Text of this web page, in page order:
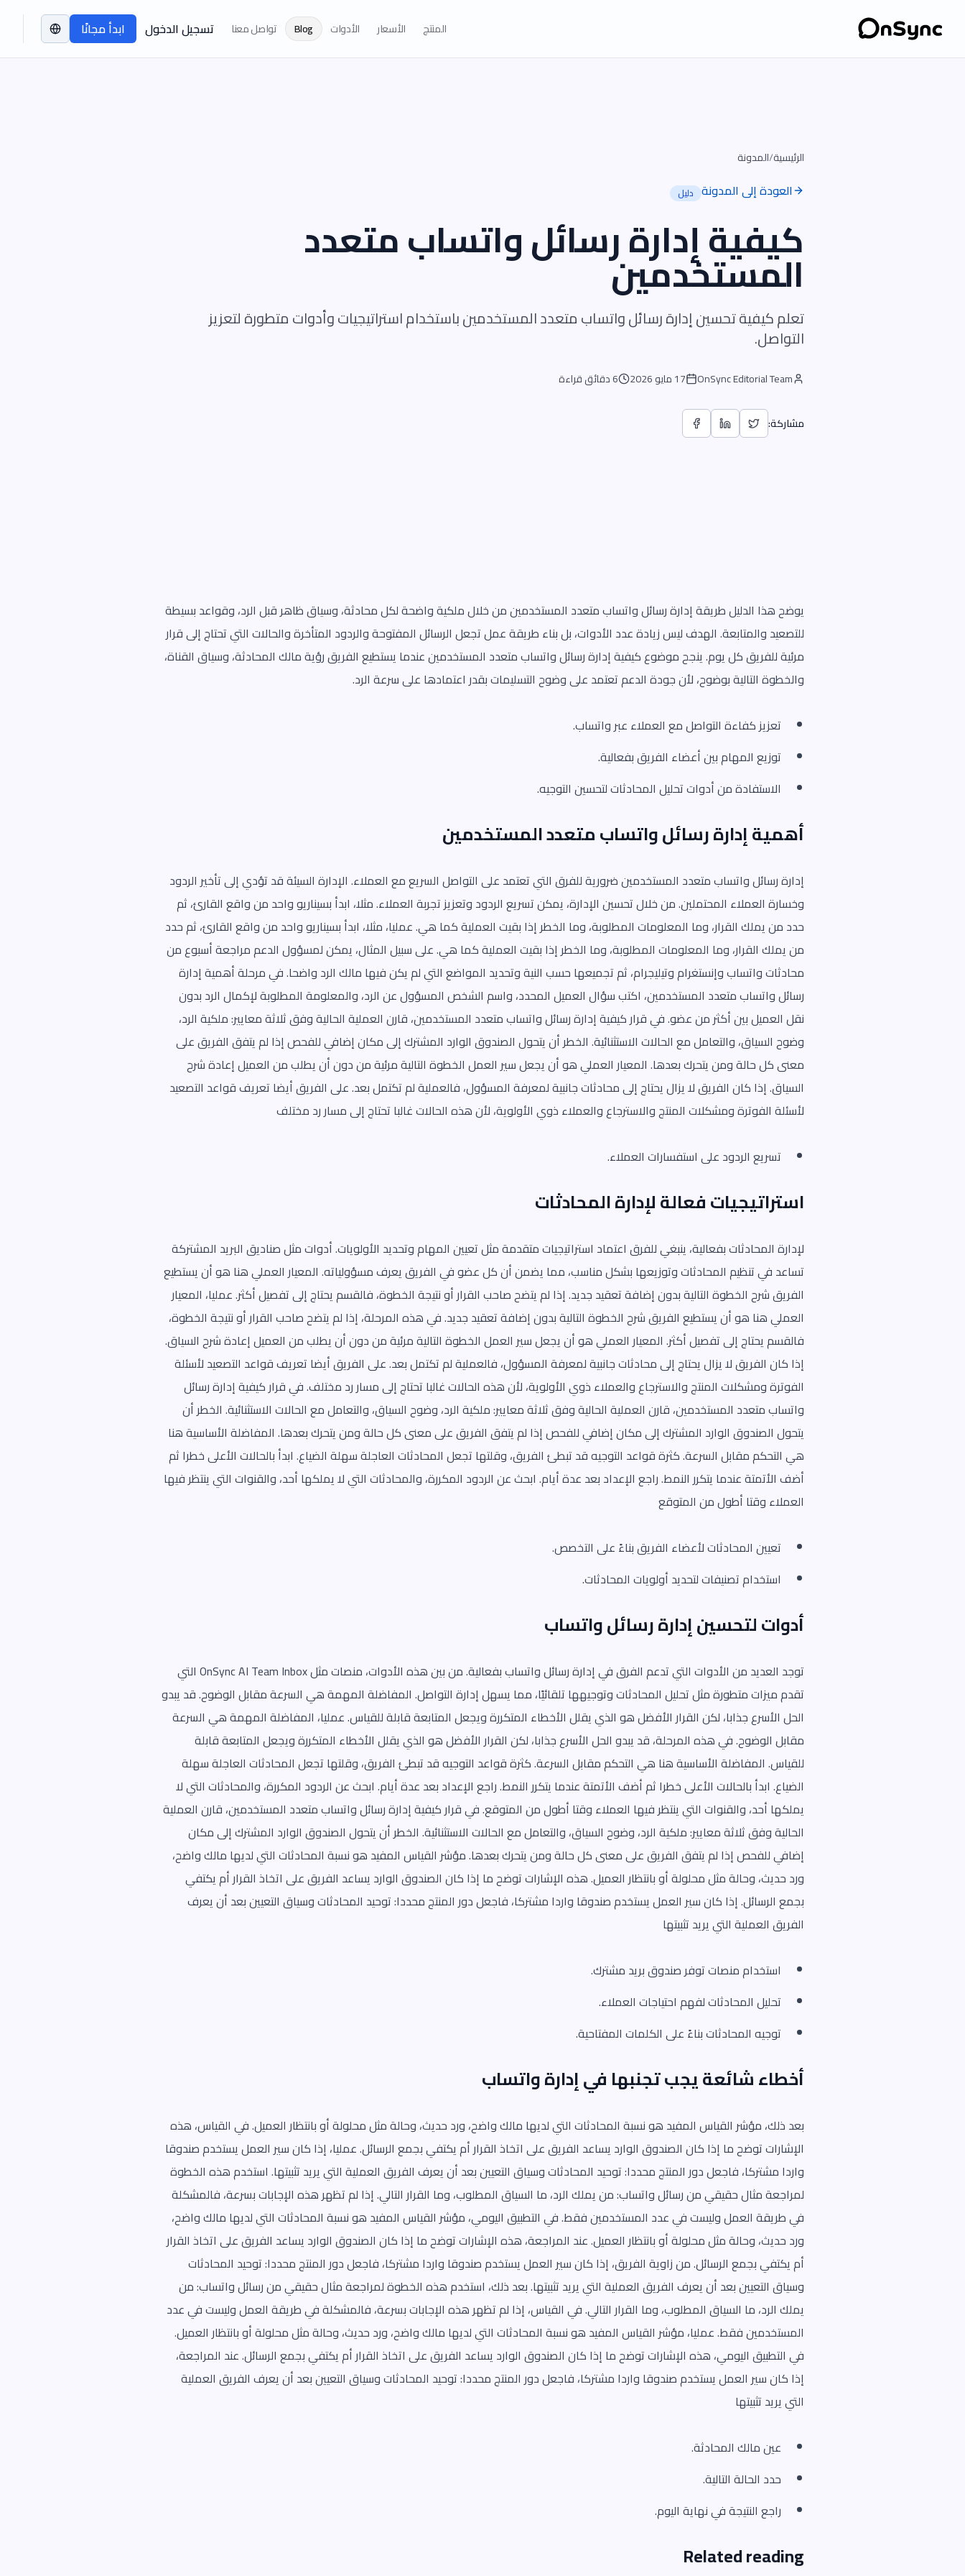
المنتج الأسعار الأدوات Blog تواصل معنا تسجيل الدخول ابدأ مجانًا
الرئيسية/المدونة
العودة إلى المدونة دليل
كيفية إدارة رسائل واتساب متعدد
المستخدمين
تعلم كيفية تحسين إدارة رسائل واتساب متعدد المستخدمين باستخدام استراتيجيات وأدوات متطورة لتعزيز
التواصل.
OnSync Editorial Team 17 مايو 2026 6 دقائق قراءة
مشاركة:
يوضح هذا الدليل طريقة إدارة رسائل واتساب متعدد المستخدمين من خلال ملكية واضحة لكل محادثة، وسياق ظاهر قبل الرد، وقواعد بسيطة
للتصعيد والمتابعة. الهدف ليس زيادة عدد الأدوات، بل بناء طريقة عمل تجعل الرسائل المفتوحة والردود المتأخرة والحالات التي تحتاج إلى قرار
مرئية للفريق كل يوم. ينجح موضوع كيفية إدارة رسائل واتساب متعدد المستخدمين عندما يستطيع الفريق رؤية مالك المحادثة، وسياق القناة،
والخطوة التالية بوضوح، لأن جودة الدعم تعتمد على وضوح التسليمات بقدر اعتمادها على سرعة الرد.
تعزيز كفاءة التواصل مع العملاء عبر واتساب.
توزيع المهام بين أعضاء الفريق بفعالية.
الاستفادة من أدوات تحليل المحادثات لتحسين التوجيه.
أهمية إدارة رسائل واتساب متعدد المستخدمين
إدارة رسائل واتساب متعدد المستخدمين ضرورية للفرق التي تعتمد على التواصل السريع مع العملاء. الإدارة السيئة قد تؤدي إلى تأخير الردود
وخسارة العملاء المحتملين. من خلال تحسين الإدارة، يمكن تسريع الردود وتعزيز تجربة العملاء. مثلا، ابدأ بسيناريو واحد من واقع القارئ، ثم
حدد من يملك القرار، وما المعلومات المطلوبة، وما الخطر إذا بقيت العملية كما هي. عمليا، مثلا، ابدأ بسيناريو واحد من واقع القارئ، ثم حدد
من يملك القرار، وما المعلومات المطلوبة، وما الخطر إذا بقيت العملية كما هي. على سبيل المثال، يمكن لمسؤول الدعم مراجعة أسبوع من
محادثات واتساب وإنستغرام وتيليجرام، ثم تجميعها حسب النية وتحديد المواضع التي لم يكن فيها مالك الرد واضحا. في مرحلة أهمية إدارة
رسائل واتساب متعدد المستخدمين، اكتب سؤال العميل المحدد، واسم الشخص المسؤول عن الرد، والمعلومة المطلوبة لإكمال الرد بدون
نقل العميل بين أكثر من عضو. في قرار كيفية إدارة رسائل واتساب متعدد المستخدمين، قارن العملية الحالية وفق ثلاثة معايير: ملكية الرد،
وضوح السياق، والتعامل مع الحالات الاستثنائية. الخطر أن يتحول الصندوق الوارد المشترك إلى مكان إضافي للفحص إذا لم يتفق الفريق على
معنى كل حالة ومن يتحرك بعدها. المعيار العملي هو أن يجعل سير العمل الخطوة التالية مرئية من دون أن يطلب من العميل إعادة شرح
السياق. إذا كان الفريق لا يزال يحتاج إلى محادثات جانبية لمعرفة المسؤول، فالعملية لم تكتمل بعد. على الفريق أيضا تعريف قواعد التصعيد
لأسئلة الفوترة ومشكلات المنتج والاسترجاع والعملاء ذوي الأولوية، لأن هذه الحالات غالبا تحتاج إلى مسار رد مختلف
تسريع الردود على استفسارات العملاء.
استراتيجيات فعالة لإدارة المحادثات
لإدارة المحادثات بفعالية، ينبغي للفرق اعتماد استراتيجيات متقدمة مثل تعيين المهام وتحديد الأولويات. أدوات مثل صناديق البريد المشتركة
تساعد في تنظيم المحادثات وتوزيعها بشكل مناسب، مما يضمن أن كل عضو في الفريق يعرف مسؤولياته. المعيار العملي هنا هو أن يستطيع
الفريق شرح الخطوة التالية بدون إضافة تعقيد جديد. إذا لم يتضح صاحب القرار أو نتيجة الخطوة، فالقسم يحتاج إلى تفصيل أكثر. عمليا، المعيار
العملي هنا هو أن يستطيع الفريق شرح الخطوة التالية بدون إضافة تعقيد جديد. في هذه المرحلة، إذا لم يتضح صاحب القرار أو نتيجة الخطوة،
فالقسم يحتاج إلى تفصيل أكثر. المعيار العملي هو أن يجعل سير العمل الخطوة التالية مرئية من دون أن يطلب من العميل إعادة شرح السياق.
إذا كان الفريق لا يزال يحتاج إلى محادثات جانبية لمعرفة المسؤول، فالعملية لم تكتمل بعد. على الفريق أيضا تعريف قواعد التصعيد لأسئلة
الفوترة ومشكلات المنتج والاسترجاع والعملاء ذوي الأولوية، لأن هذه الحالات غالبا تحتاج إلى مسار رد مختلف. في قرار كيفية إدارة رسائل
واتساب متعدد المستخدمين، قارن العملية الحالية وفق ثلاثة معايير: ملكية الرد، وضوح السياق، والتعامل مع الحالات الاستثنائية. الخطر أن
يتحول الصندوق الوارد المشترك إلى مكان إضافي للفحص إذا لم يتفق الفريق على معنى كل حالة ومن يتحرك بعدها. المفاضلة الأساسية هنا
هي التحكم مقابل السرعة. كثرة قواعد التوجيه قد تبطئ الفريق، وقلتها تجعل المحادثات العاجلة سهلة الضياع. ابدأ بالحالات الأعلى خطرا ثم
أضف الأتمتة عندما يتكرر النمط. راجع الإعداد بعد عدة أيام. ابحث عن الردود المكررة، والمحادثات التي لا يملكها أحد، والقنوات التي ينتظر فيها
العملاء وقتا أطول من المتوقع
تعيين المحادثات لأعضاء الفريق بناءً على التخصص.
استخدام تصنيفات لتحديد أولويات المحادثات.
أدوات لتحسين إدارة رسائل واتساب
توجد العديد من الأدوات التي تدعم الفرق في إدارة رسائل واتساب بفعالية. من بين هذه الأدوات، منصات مثل OnSync AI Team Inbox التي
تقدم ميزات متطورة مثل تحليل المحادثات وتوجيهها تلقائيًا، مما يسهل إدارة التواصل. المفاضلة المهمة هي السرعة مقابل الوضوح. قد يبدو
الحل الأسرع جذابا، لكن القرار الأفضل هو الذي يقلل الأخطاء المتكررة ويجعل المتابعة قابلة للقياس. عمليا، المفاضلة المهمة هي السرعة
مقابل الوضوح. في هذه المرحلة، قد يبدو الحل الأسرع جذابا، لكن القرار الأفضل هو الذي يقلل الأخطاء المتكررة ويجعل المتابعة قابلة
للقياس. المفاضلة الأساسية هنا هي التحكم مقابل السرعة. كثرة قواعد التوجيه قد تبطئ الفريق، وقلتها تجعل المحادثات العاجلة سهلة
الضياع. ابدأ بالحالات الأعلى خطرا ثم أضف الأتمتة عندما يتكرر النمط. راجع الإعداد بعد عدة أيام. ابحث عن الردود المكررة، والمحادثات التي لا
يملكها أحد، والقنوات التي ينتظر فيها العملاء وقتا أطول من المتوقع. في قرار كيفية إدارة رسائل واتساب متعدد المستخدمين، قارن العملية
الحالية وفق ثلاثة معايير: ملكية الرد، وضوح السياق، والتعامل مع الحالات الاستثنائية. الخطر أن يتحول الصندوق الوارد المشترك إلى مكان
إضافي للفحص إذا لم يتفق الفريق على معنى كل حالة ومن يتحرك بعدها. مؤشر القياس المفيد هو نسبة المحادثات التي لديها مالك واضح،
ورد حديث، وحالة مثل محلولة أو بانتظار العميل. هذه الإشارات توضح ما إذا كان الصندوق الوارد يساعد الفريق على اتخاذ القرار أم يكتفي
بجمع الرسائل. إذا كان سير العمل يستخدم صندوقا واردا مشتركا، فاجعل دور المنتج محددا: توحيد المحادثات وسياق التعيين بعد أن يعرف
الفريق العملية التي يريد تثبيتها
استخدام منصات توفر صندوق بريد مشترك.
تحليل المحادثات لفهم احتياجات العملاء.
توجيه المحادثات بناءً على الكلمات المفتاحية.
أخطاء شائعة يجب تجنبها في إدارة واتساب
بعد ذلك، مؤشر القياس المفيد هو نسبة المحادثات التي لديها مالك واضح، ورد حديث، وحالة مثل محلولة أو بانتظار العميل. في القياس، هذه
الإشارات توضح ما إذا كان الصندوق الوارد يساعد الفريق على اتخاذ القرار أم يكتفي بجمع الرسائل. عمليا، إذا كان سير العمل يستخدم صندوقا
واردا مشتركا، فاجعل دور المنتج محددا: توحيد المحادثات وسياق التعيين بعد أن يعرف الفريق العملية التي يريد تثبيتها. استخدم هذه الخطوة
لمراجعة مثال حقيقي من رسائل واتساب: من يملك الرد، ما السياق المطلوب، وما القرار التالي. إذا لم تظهر هذه الإجابات بسرعة، فالمشكلة
في طريقة العمل وليست في عدد المستخدمين فقط. في التطبيق اليومي، مؤشر القياس المفيد هو نسبة المحادثات التي لديها مالك واضح،
ورد حديث، وحالة مثل محلولة أو بانتظار العميل. عند المراجعة، هذه الإشارات توضح ما إذا كان الصندوق الوارد يساعد الفريق على اتخاذ القرار
أم يكتفي بجمع الرسائل. من زاوية الفريق، إذا كان سير العمل يستخدم صندوقا واردا مشتركا، فاجعل دور المنتج محددا: توحيد المحادثات
وسياق التعيين بعد أن يعرف الفريق العملية التي يريد تثبيتها. بعد ذلك، استخدم هذه الخطوة لمراجعة مثال حقيقي من رسائل واتساب: من
يملك الرد، ما السياق المطلوب، وما القرار التالي. في القياس، إذا لم تظهر هذه الإجابات بسرعة، فالمشكلة في طريقة العمل وليست في عدد
المستخدمين فقط. عمليا، مؤشر القياس المفيد هو نسبة المحادثات التي لديها مالك واضح، ورد حديث، وحالة مثل محلولة أو بانتظار العميل.
في التطبيق اليومي، هذه الإشارات توضح ما إذا كان الصندوق الوارد يساعد الفريق على اتخاذ القرار أم يكتفي بجمع الرسائل. عند المراجعة،
إذا كان سير العمل يستخدم صندوقا واردا مشتركا، فاجعل دور المنتج محددا: توحيد المحادثات وسياق التعيين بعد أن يعرف الفريق العملية
التي يريد تثبيتها
عين مالك المحادثة.
حدد الحالة التالية.
راجع النتيجة في نهاية اليوم.
Related reading